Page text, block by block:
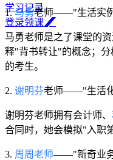
学习记录
登录领课
1.马勇老师——"生活实
马勇老师是之了课堂的
释"背书转让"的概念；
的考生。
2. 谢明芬老师——"生活
谢明芬老师拥有会计师、
合同时，她会模拟"入职
3. 周周老师——"新奇业务